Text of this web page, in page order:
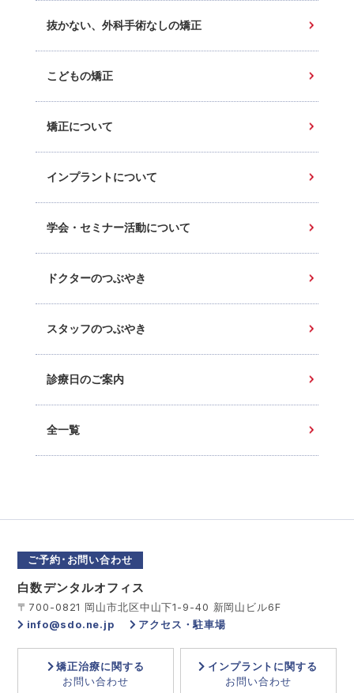
抜かない、外科手術なしの矯正
こどもの矯正
矯正について
インプラントについて
学会・セミナー活動について
ドクターのつぶやき
スタッフのつぶやき
診療日のご案内
全一覧
ご予約･お問い合わせ
白数デンタルオフィス
〒700-0821 岡山市北区中山下1-9-40 新岡山ビル6F
info@sdo.ne.jp
アクセス・駐車場
矯正治療に関する
お問い合わせ
インプラントに関する
お問い合わせ